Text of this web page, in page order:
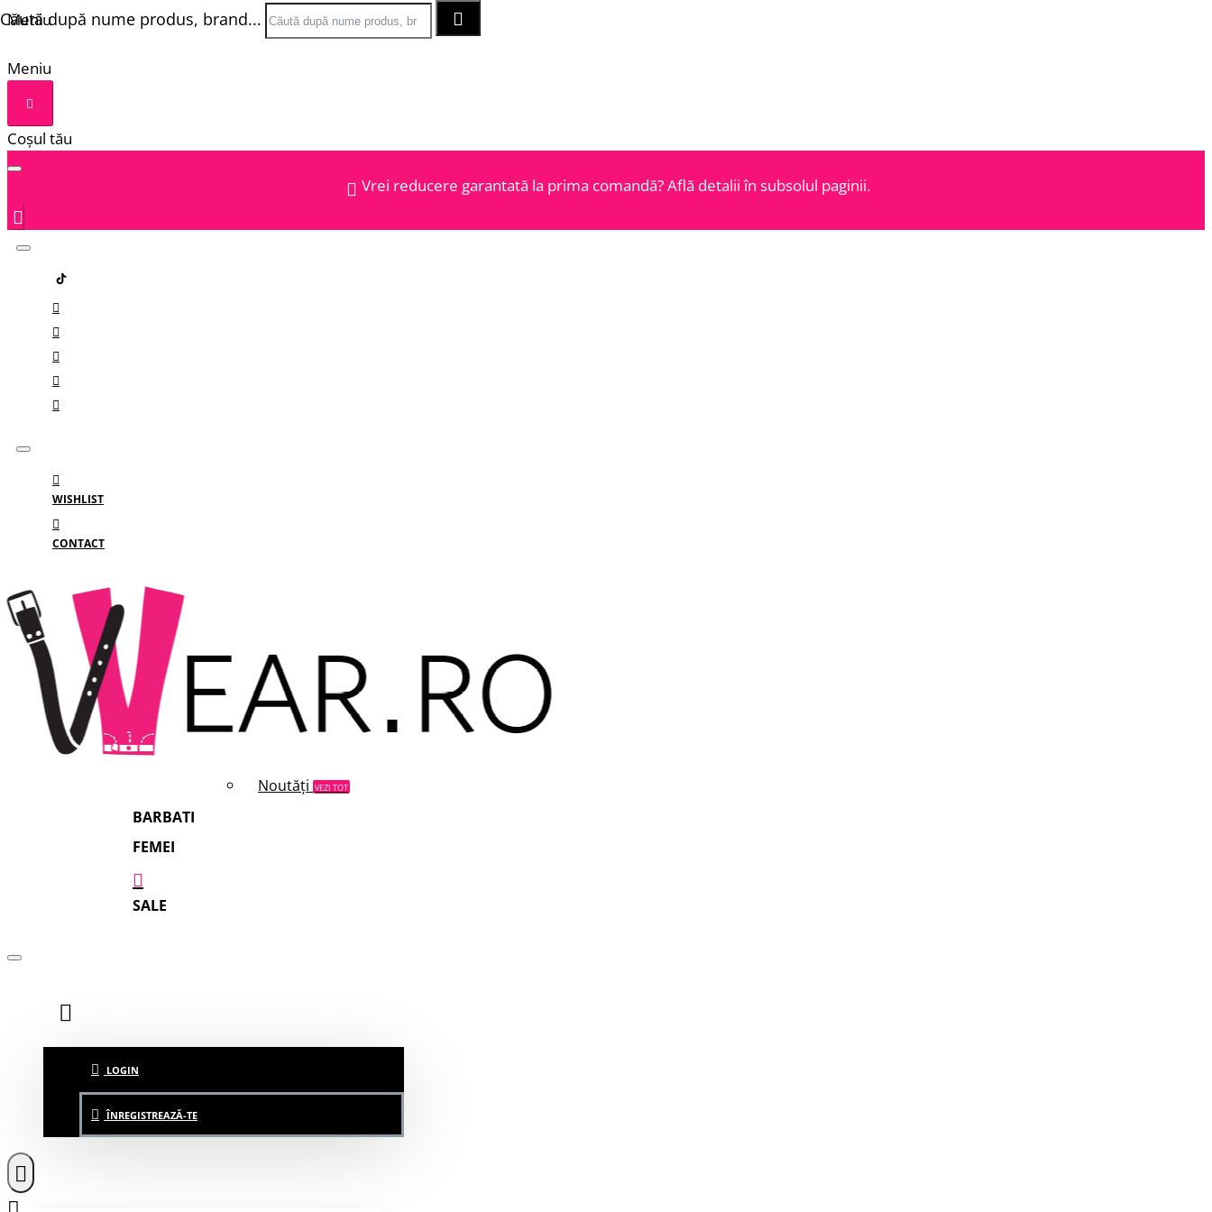
Meniu
Meniu
Coșul tău
Vrei reducere garantată la prima comandă? Află detalii în subsolul paginii.
WISHLIST
CONTACT
Meniu
MENIU
Categorii
Branduri
Noutăți VEZI TOT
BARBATI
FEMEI
SALE
LOGIN
ÎNREGISTREAZĂ-TE
Căută după nume produs, brand...